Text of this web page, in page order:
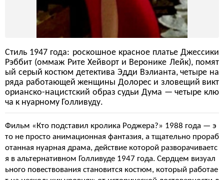
Стиль 1947 года: роскошное красное платье Джессики
Рэббит (оммаж Рите Хейворт и Веронике Лейк), помят
ый серый костюм детектива Эдди Вэлианта, четыре на
ряда работающей женщины Долорес и зловещий викт
орианско-нацистский образ судьи Дума — четыре клю
ча к нуарному Голливуду.
Фильм «Кто подставил кролика Роджера?» 1988 года — э
то не просто анимационная фантазия, а тщательно прораб
отанная нуарная драма, действие которой разворачиваетс
я в альтернативном Голливуде 1947 года. Сердцем визуал
ьного повествования становится костюм, который работае